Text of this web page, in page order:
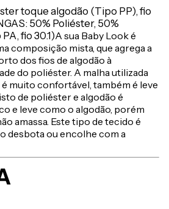
toque algodão (Tipo PP), fio
50% Poliéster, 50%
fio 30.1)A sua Baby Look é
composição mista, que agrega a
dos fios de algodão à
do poliéster. A malha utilizada
muito confortável, também é leve
de poliéster e algodão é
e leve como o algodão, porém
amassa. Este tipo de tecido é
desbota ou encolhe com a